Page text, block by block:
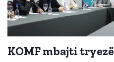
KOMF mbajti